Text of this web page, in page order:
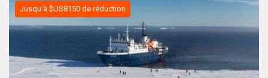
Jusqu'à $US8150 de réduction